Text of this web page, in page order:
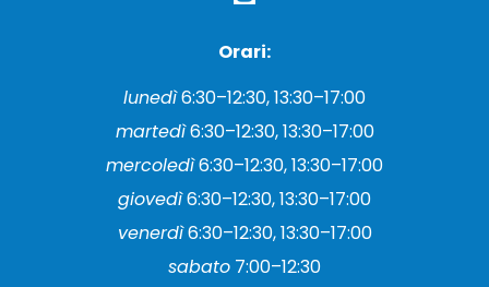
Orari:
lunedì6:30–12:30, 13:30–17:00
martedì6:30–12:30, 13:30–17:00
mercoledì6:30–12:30, 13:30–17:00
giovedì6:30–12:30, 13:30–17:00
venerdì6:30–12:30, 13:30–17:00
sabato 7:00–12:30